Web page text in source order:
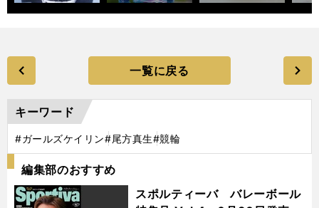
一覧に戻る
キーワード
#ガールズケイリン#尾方真生#競輪
編集部のおすすめ
スポルティーバ バレーボール